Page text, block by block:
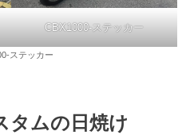
CBX1000-ステッカー
ステッカー
タムの日焼け